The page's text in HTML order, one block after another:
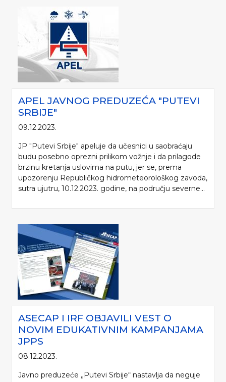
APEL JAVNOG PREDUZEĆA "PUTEVI
SRBIJE"
09.12.2023.
JP "Putevi Srbije" apeluje da učesnici u saobraćaju
budu posebno oprezni prilikom vožnje i da prilagode
brzinu kretanja uslovima na putu, jer se, prema
upozorenju Republičkog hidrometeorološkog zavoda,
sutra ujutru, 10.12.2023. godine, na području severne...
ASECAP I IRF OBJAVILI VEST O
NOVIM EDUKATIVNIM KAMPANJAMA
JPPS
08.12.2023.
Javno preduzeće „Putevi Srbije“ nastavlja da neguje